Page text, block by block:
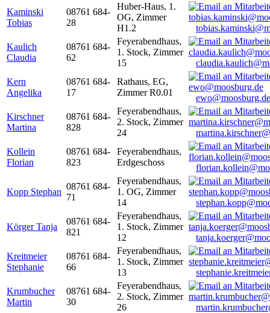
Kaminski
Tobias
08761 684-
28
Huber-Haus, 1.
OG, Zimmer
H1.2
Kaulich
Claudia
08761 684-
62
Feyerabendhaus,
1. Stock, Zimmer
15
Kern
Angelika
08761 684-
17
Rathaus, EG,
Zimmer R0.01
ewo@moosburg.de
Kirschner
Martina
08761 684-
828
Feyerabendhaus,
2. Stock, Zimmer
24
Kollein
Florian
08761 684-
823
Feyerabendhaus,
Erdgeschoss
Kopp Stephan
08761 684-
71
Feyerabendhaus,
1. OG, Zimmer
14
Körger Tanja
08761 684-
821
Feyerabendhaus,
1. Stock, Zimmer
12
Kreitmeier
Stephanie
08761 684-
66
Feyerabendhaus,
1. Stock, Zimmer
13
Krumbucher
Martin
08761 684-
30
Feyerabendhaus,
2. Stock, Zimmer
26